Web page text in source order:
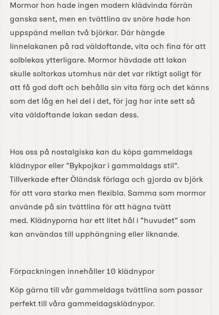
Mormor hon hade ingen modern klädvinda förrän
ganska sent, men en tvättlina av snöre hade hon
uppspänd mellan två björkar. Där hängde
linnelakanen på rad väldoftande, vita och fina för att
solblekas ytterligare. Mormor hävdade att lakan
skulle soltorkas utomhus när det var riktigt soligt för
att få god doft och behålla sin vita färg och det känns
som det låg en hel del i det, för jag har inte sett så
vita väldoftande lakan sedan dess.
Hos oss på nostalgiska kan du köpa gammeldags
klädnypor eller "Bykpojkar i gammaldags stil".
Tillverkade efter Öländsk förlaga och gjorda av björk
för att vara starka men flexibla. Samma som mormor
använde på sin tvättlina för att hägna tvätt
med. Klädnyporna har ett litet hål i "huvudet" som
kan användas till upphängning eller liknande.
Förpackningen innehåller 10 klädnypor
Köp gärna till vår gammeldags tvättlina som passar
perfekt till våra gammeldagsklädnypor.